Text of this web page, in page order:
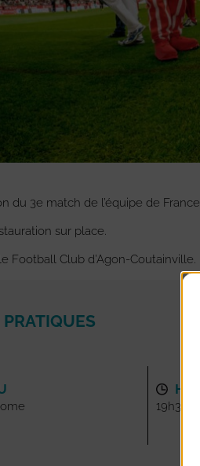
du 3e match de l’équipe de
sur place.
Football Club d’Agon-Coutainville.
19h30